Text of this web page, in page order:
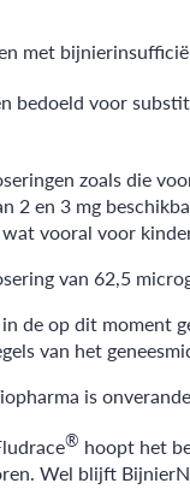
met
bedoeld voor
zoals die
2 en 3 mg
vooral voor
van 62,5
de op dit moment
van het
is
® hoopt het
Wel blijft